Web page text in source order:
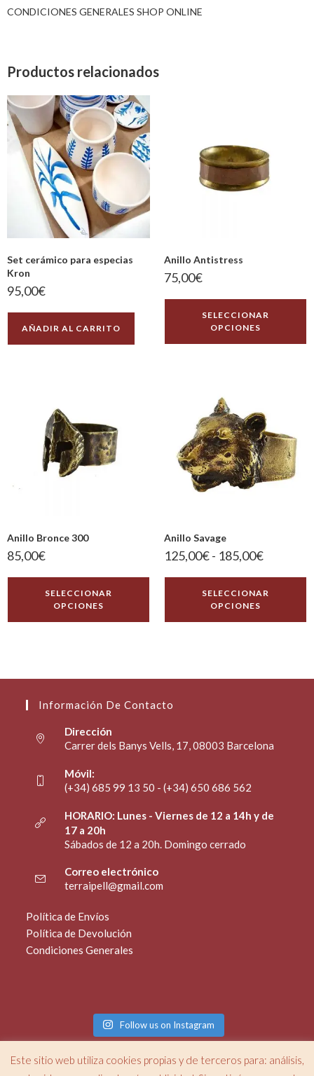
CONDICIONES GENERALES SHOP ONLINE
Productos relacionados
Set cerámico para especias
Kron
95,00€
AÑADIR AL CARRITO
Anillo Antistress
75,00€
SELECCIONAR
OPCIONES
Anillo Bronce 300
85,00€
SELECCIONAR
OPCIONES
Anillo Savage
125,00€- 185,00€
SELECCIONAR
OPCIONES
Información De Contacto
Dirección
Carrer dels Banys Vells, 17, 08003 Barcelona
Móvil:
(+34) 685 99 13 50 - (+34) 650 686 562
HORARIO: Lunes - Viernes de 12 a 14h y de
17 a 20h
Sábados de 12 a 20h. Domingo cerrado
Correo electrónico
terraipell@gmail.com
Política de Envíos
Política de Devolución
Condiciones Generales
Follow us on Instagram
Este sitio web utiliza cookies propias y de terceros para: análisis,